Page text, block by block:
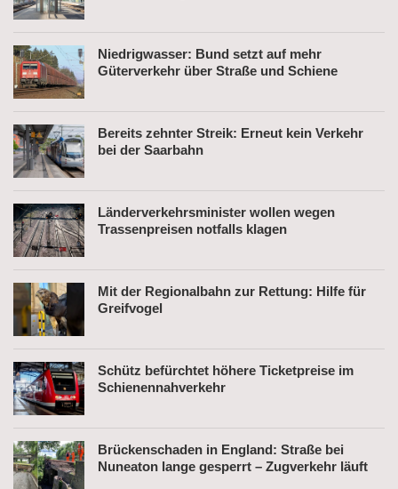
Niedrigwasser: Bund setzt auf mehr
Güterverkehr über Straße und Schiene
Bereits zehnter Streik: Erneut kein Verkehr
bei der Saarbahn
Länderverkehrsminister wollen wegen
Trassenpreisen notfalls klagen
Mit der Regionalbahn zur Rettung: Hilfe für
Greifvogel
Schütz befürchtet höhere Ticketpreise im
Schienennahverkehr
Brückenschaden in England: Straße bei
Nuneaton lange gesperrt – Zugverkehr läuft